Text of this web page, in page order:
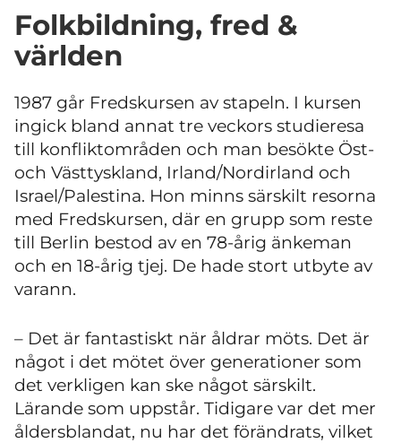
Folkbildning, fred &
världen
1987 går Fredskursen av stapeln. I kursen
ingick bland annat tre veckors studieresa
till konfliktområden och man besökte Öst-
och Västtyskland, Irland/Nordirland och
Israel/Palestina. Hon minns särskilt resorna
med Fredskursen, där en grupp som reste
till Berlin bestod av en 78-årig änkeman
och en 18-årig tjej. De hade stort utbyte av
varann.
– Det är fantastiskt när åldrar möts. Det är
något i det mötet över generationer som
det verkligen kan ske något särskilt.
Lärande som uppstår. Tidigare var det mer
åldersblandat, nu har det förändrats, vilket